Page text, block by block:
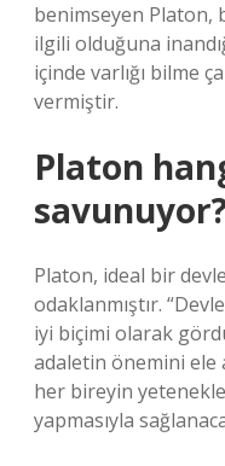
benimseyen Platon,
ilgili olduğuna
içinde varlığı bilme
vermiştir.
Platon
Platon, ideal bir
odaklanmıştır.
iyi biçimi olarak
adaletin önemini ele
her bireyin
yapmasıyla